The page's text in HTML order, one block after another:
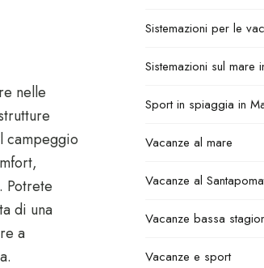
nelle
campeggio
Potrete
di una
a
Sistemazioni per le
Sistemazioni sul mare
Sport in spiaggia in
Vacanze al mare
Vacanze al
Vacanze bassa
Vacanze e sport